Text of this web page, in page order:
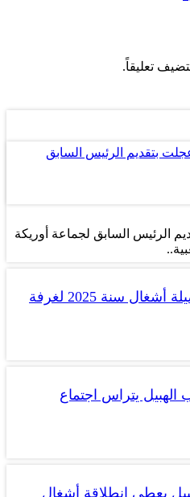
تعليقاً.
بتقديم الرئيس السابق
الرئيس السابق لجماعة أوريكة
بالڤيديو.. بن خالد يبرز حصيلة أشغال سنة 2025 لغرفة
الهبيل يتراس اجتماع
يعطي انطلاقة أشغال